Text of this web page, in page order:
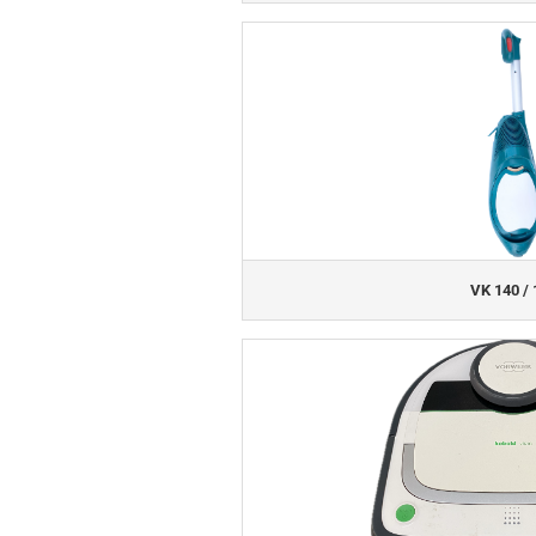
VK 140 /